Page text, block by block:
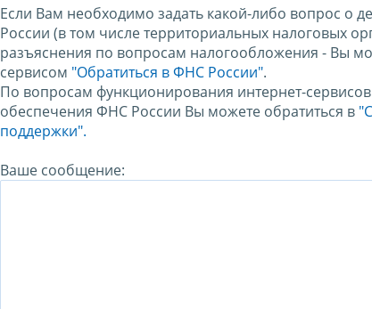
Если Вам необходимо задать какой-либо вопрос о
России (в том числе территориальных налоговых
разъяснения по вопросам налогообложения - Вы
сервисом "Обратиться в ФНС России".
По вопросам функционирования интернет-
обеспечения ФНС России Вы можете обратиться в
поддержки".
Ваше сообщение: